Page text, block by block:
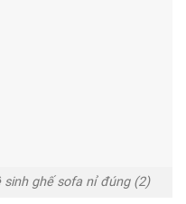
ghế sofa nỉ đúng (2)